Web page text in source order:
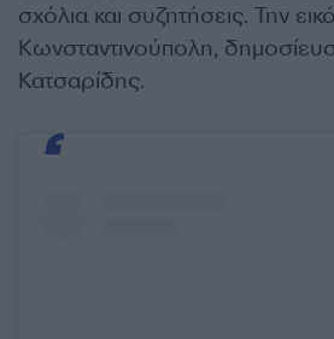
σχόλια και συζητήσεις. Την
Κωνσταντινούπολη,
Κατσαρίδης.